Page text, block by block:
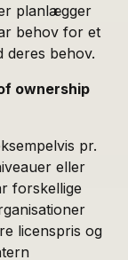
planlægger
behov for et
deres behov.
ownership
pr.
eller
forskellige
licenspris og